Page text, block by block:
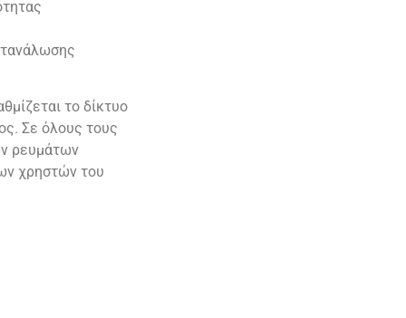
το δίκτυο
Σε όλους τους
ρευμάτων
χρηστών του